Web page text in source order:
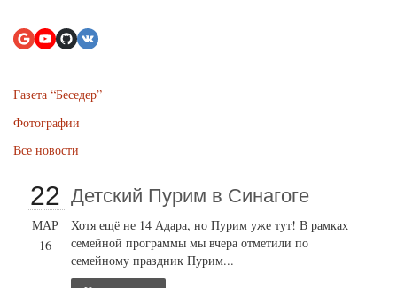
Газета “Беседер”
Фотографии
Все новости
22
МАР
16
Детский Пурим в Синагоге
Хотя ещё не 14 Адара, но Пурим уже тут! В рамках
семейной программы мы вчера отметили по
семейному праздник Пурим...